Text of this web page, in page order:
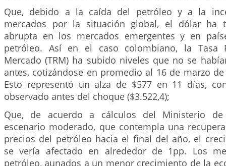
Que, debido a la caída del petróleo y a la
mercados por la situación global, el dólar ha
abrupta en los mercados emergentes y en
petróleo. Así en el caso colombiano, la Tasa
Mercado (TRM) ha subido niveles que no se
antes, cotizándose en promedio al 16 de marzo de
Esto representó un alza de $577 en 11 días,
observado antes del choque ($3.522,4);
Que, de acuerdo a cálculos del Ministerio
escenario moderado, que contempla una
precios del petróleo hacia el final del año, el
se vería afectado en alrededor de 1pp. Los
petróleo, aunados a un menor crecimiento de la